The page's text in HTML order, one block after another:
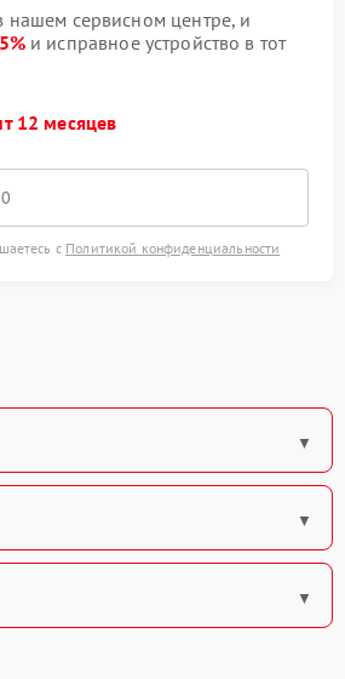
нашем сервисном центре, и
и исправное устройство в тот
12 месяцев
с Политикой конфиденциальности